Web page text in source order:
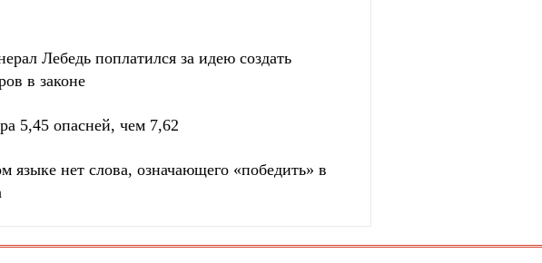
Лебедь поплатился за идею создать
в законе
5,45 опасней, чем 7,62
языке нет слова, означающего «победить» в